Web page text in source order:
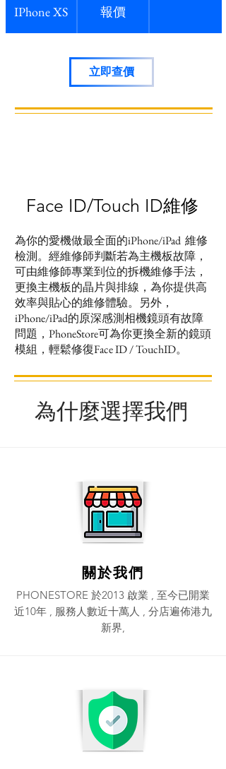
IPhone XS 報價
立即查價
Face ID/Touch ID維修
為你的愛機做最全面的iPhone/iPad 維修
檢測。經維修師判斷若為主機板故障，
可由維修師專業到位的拆機維修手法，
更換主機板的晶片與排線，為你提供高
效率與貼心的維修體驗。另外，
iPhone/iPad的原深感測相機鏡頭有故障
問題，PhoneStore可為你更換全新的鏡頭
模組，輕鬆修復Face ID / TouchID。
為什麼選擇我們
關於我們
PHONESTORE 於2013 啟業 , 至今已開業
近10年 , 服務人數近十萬人 , 分店遍佈港九
新界,